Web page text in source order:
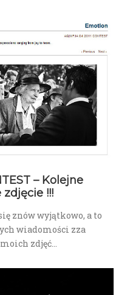
– Kolejne
!!!
znów wyjątkowo, a to
wiadomości zza
zdjęć…